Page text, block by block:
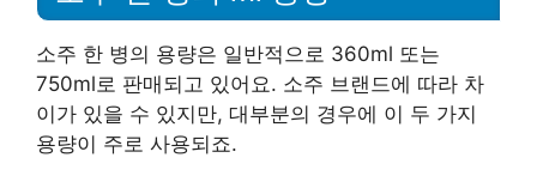
소주 한 병의 용량은 일반적으로 360ml 또는
750ml로 판매되고 있어요. 소주 브랜드에 따라 차
이가 있을 수 있지만, 대부분의 경우에 이 두 가지
용량이 주로 사용되죠.